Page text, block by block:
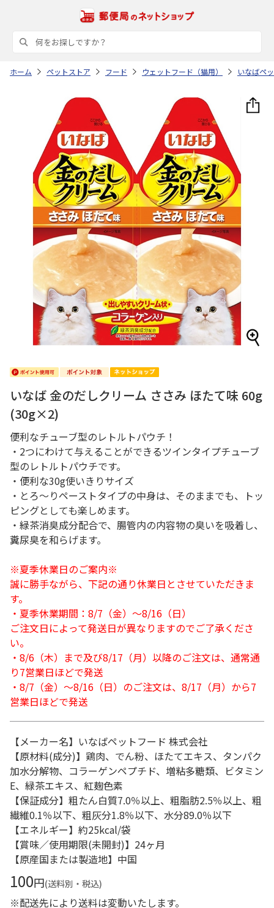
ホーム ペットストア フード ウェットフード（猫用） いなばペ
いなば 金のだしクリーム ささみ ほたて味 60g
(30g×2)
便利なチューブ型のレトルトパウチ！
・2つにわけて与えることができるツインタイプチューブ
型のレトルトパウチです。
・便利な30g使いきりサイズ
・とろ～りペーストタイプの中身は、そのままでも、トッ
ピングとしても楽しめます。
・緑茶消臭成分配合で、腸管内の内容物の臭いを吸着し、
糞尿臭を和らげます。
※夏季休業日のご案内※
誠に勝手ながら、下記の通り休業日とさせていただきま
す。
・夏季休業期間：8/7（金）～8/16（日）
ご注文日によって発送日が異なりますのでご了承くださ
い。
・8/6（木）まで及び8/17（月）以降のご注文は、通常通
り7営業日ほどで発送
・8/7（金）～8/16（日）のご注文は、8/17（月）から7
営業日ほどで発送
【メーカー名】いなばペットフード 株式会社
【原材料(成分)】鶏肉、でん粉、ほたてエキス、タンパク
加水分解物、コラーゲンペプチド、増粘多糖類、ビタミン
E、緑茶エキス、紅麹色素
【保証成分】粗たん白質7.0％以上、粗脂肪2.5％以上、粗
繊維0.1％以下、粗灰分1.8％以下、水分89.0％以下
【エネルギー】約25kcal/袋
【賞味／使用期限(未開封)】24ヶ月
【原産国または製造地】中国
100円(送料別・税込)
※配送先により送料は変動いたします。